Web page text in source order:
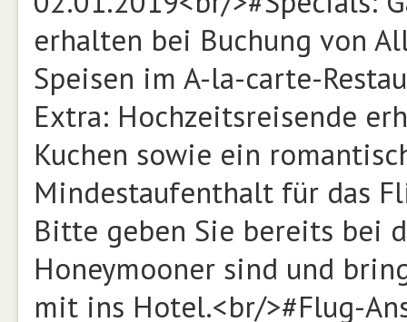
erhalten bei Buchung von
Speisen im A-la-carte-
Extra: Hochzeitsreisende
Kuchen sowie ein
Mindestaufenthalt für das
Bitte geben Sie bereits bei
Honeymooner sind und
mit ins Hotel.<br/>#Flug-